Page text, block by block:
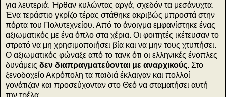
για λευτεριά. Ήρθαν κυλώντας αργά, σχεδόν τα μεσάνυχτα.
Ένα τεράστιο γκρίζο τέρας στάθηκε ακριβώς μπροστά στην
πόρτα του Πολυτεχνείου. Από το άνοιγμα εμφανίστηκε ένας
αξιωματικός με ένα όπλο στα χέρια. Οι φοιτητές ικέτευσαν το
στρατό να μη χρησιμοποιήσει βία και να μην τους χτυπήσει.
Ο αξιωματικός φώναξε από το τανκ ότι οι ελληνικές ένοπλες
δυνάμεις δεν διαπραγματεύονται με αναρχικούς. Στο
ξενοδοχείο Ακρόπολη τα παιδιά έκλαιγαν και πολλοί
γονάτιζαν και προσεύχονταν στο Θεό να σταματήσει αυτή